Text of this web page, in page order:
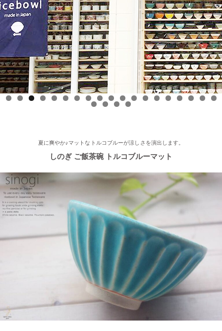
2025/9/17
≪中日新聞に掲載されました≫ 2025年9月17日 中日新聞朝刊18
面 近郊版 『わが街ぶらり探訪』コーナーにて白いごはん器のお
店 らいすぼーる 小牧店が紹介されました！ 近郊版(犬山、小牧
市、春日井市、豊山町、扶桑町、大口町)の地域の方、ぜひご覧
ください～★
2025/8/17
介されました。
2025/7/23
≪軽井沢店オープンしております！≫ 今シーズンも元気に営業
中！実店舗でしか取り扱ってない商品たくさんご用意しておりま
す♪ みなさまのご来店、お待ちしております。
2025/5/9
≪らいすぼ～るのお皿がパッケージに使用されました！≫ 5月7
日（水）に発売『よしもとカレー 北海道こしみず 三種のじゃが
いも編』レトルトカレーのパッケージに、当店のオリジナル商品
【でっかいどー 北の大地パーティーメインプレート】が使用さ
0 1 2 3 4 5 6 7 8 9
0 1 2 3
夏に爽やか♪マットなトルコブルーが涼しさを演出します。
しのぎ ご飯茶碗 トルコブルーマット